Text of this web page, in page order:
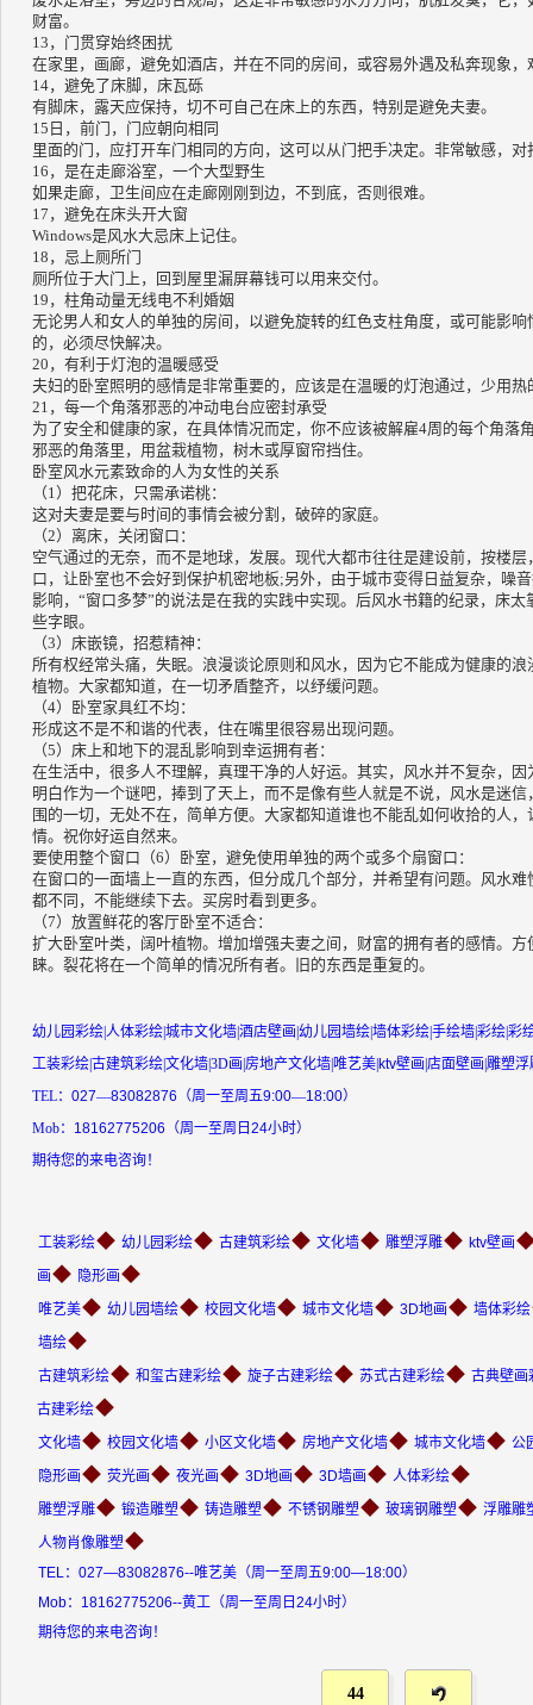
财富。
13，门贯穿始终困扰
在家里，画廊，避免如酒店，并在不同的房间，或容易外遇及私奔现象
14，避免了床脚，床瓦砾
有脚床，露天应保持，切不可自己在床上的东西，特别是避免夫妻。
15日，前门，门应朝向相同
里面的门，应打开车门相同的方向，这可以从门把手决定。非常敏感，对
16，是在走廊浴室，一个大型野生
如果走廊，卫生间应在走廊刚刚到边，不到底，否则很难。
17，避免在床头开大窗
Windows是风水大忌床上记住。
18，忌上厕所门
厕所位于大门上，回到屋里漏屏幕钱可以用来交付。
19，柱角动量无线电不利婚姻
无论男人和女人的单独的房间，以避免旋转的红色支柱角度，或可能影
的，必须尽快解决。
20，有利于灯泡的温暖感受
夫妇的卧室照明的感情是非常重要的，应该是在温暖的灯泡通过，少用
21，每一个角落邪恶的冲动电台应密封承受
为了安全和健康的家，在具体情况而定，你不应该被解雇4周的每个角落
邪恶的角落里，用盆栽植物，树木或厚窗帘挡住。
卧室风水元素致命的人为女性的关系
（1）把花床，只需承诺桃：
这对夫妻是要与时间的事情会被分割，破碎的家庭。
（2）离床，关闭窗口：
空气通过的无奈，而不是地球，发展。现代大都市往往是建设前，按楼
口，让卧室也不会好到保护机密地板;另外，由于城市变得日益复杂，噪
影响，“窗口多梦”的说法是在我的实践中实现。 后风水书籍的纪录，床太
些字眼。
（3）床嵌镜，招惹精神：
所有权经常头痛，失​​眠。浪漫谈论原则和风水，因为它不能成为健康的浪
植物。大家都知道，在一切矛盾整齐，以纾缓问题。
（4）卧室家具红不均：
形成这不是不和谐的代表，住在嘴里很容易出现问题。
（5）床上和地下的混乱影响到幸运拥有者：
在生活中，很多人不理解，真理干净的人好运。其实，风水并不复杂，
明白作为一个谜吧，捧到了天上，而不是像有些人就是不说，风水是迷
围的一切，无处不在，简单方便。大家都知道谁也不能乱如何收拾的人
情。祝你好运自然来。
要使用整个窗口（6）卧室，避免使用单独的两个或多个扇窗口：
在窗口的一面墙上一直的东西，但分成几个部分，并希望有问题。 风水难
都不同，不能继续下去。买房时看到更多。
（7）放置鲜花的客厅卧室不适合：
扩大卧室叶类，阔叶植物。增加增强夫妻之间，财富的拥有者的感情。 方
睐。裂花将在一个简单的情况所有者。 旧的东西是重复的。
幼儿园彩绘|人体彩绘|城市文化墙|酒店壁画 |幼儿园墙绘|墙体彩绘|手绘墙|彩绘|彩
工装彩绘|古建筑彩绘|文化墙|3D画 |房地产文化墙|唯艺美 ktv壁画 |店面壁画 |雕塑浮
TEL：027—83082876 （周一至周五9:00—18:00）
Mob： 18162775206 （周一至周日24小时）
期待您的来电咨询！
工装彩绘◆ 幼儿园彩绘◆ 古建筑彩绘◆ 文化墙◆ 雕塑浮雕◆ ktv壁画
画◆ 隐形画◆
唯艺美◆ 幼儿园墙绘◆ 校园文化墙◆ 城市文化墙◆ 3D地画◆ 墙体彩绘
墙绘◆
古建筑彩绘◆ 和玺古建彩绘◆ 旋子古建彩绘◆ 苏式古建彩绘◆ 古典壁画
古建彩绘◆
文化墙◆ 校园文化墙◆ 小区文化墙◆ 房地产文化墙◆ 城市文化墙◆ 公
隐形画◆ 荧光画◆ 夜光画◆ 3D地画◆ 3D墙画◆ 人体彩绘◆
雕塑浮雕◆ 锻造雕塑◆ 铸造雕塑◆ 不锈钢雕塑◆ 玻璃钢雕塑◆ 浮雕雕
人物肖像雕塑◆
TEL：027—83082876--唯艺美（周一至周五9:00—18:00）
Mob：18162775206--黄工（周一至周日24小时）
期待您的来电咨询！
44